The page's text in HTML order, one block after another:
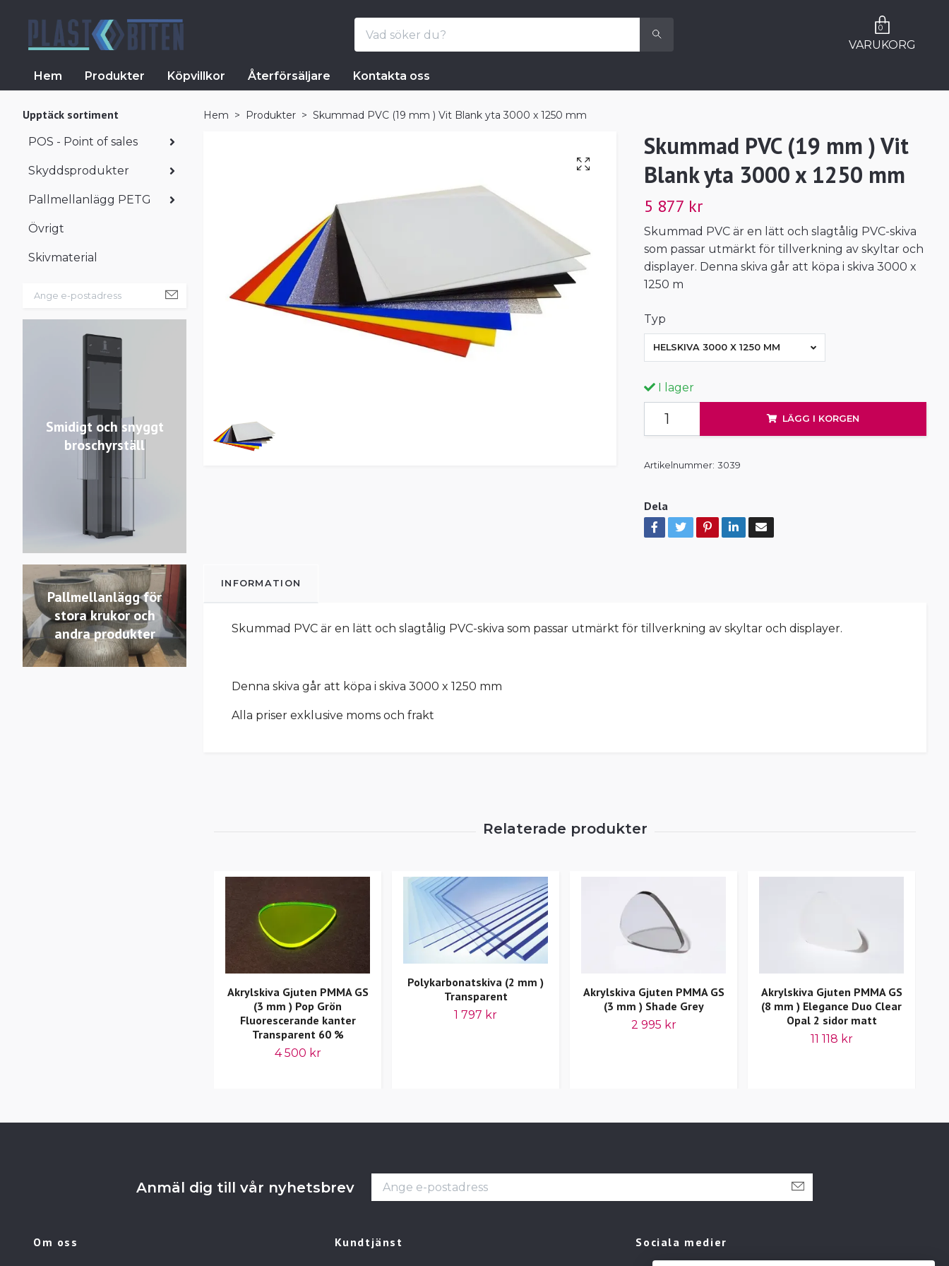
0
VARUKORG
Hem Produkter Köpvillkor Återförsäljare Kontakta oss
Upptäck sortiment
POS - Point of sales
Skyddsprodukter
Pallmellanlägg PETG
Övrigt
Skivmaterial
Smidigt och snyggt
broschyrställ
Pallmellanlägg för
stora krukor och
andra produkter
Hem Produkter Skummad PVC (19 mm ) Vit Blank yta 3000 x 1250 mm
Skummad PVC (19 mm ) Vit
Blank yta 3000 x 1250 mm
5 877 kr
Skummad PVC är en lätt och slagtålig PVC-skiva
som passar utmärkt för tillverkning av skyltar och
displayer. Denna skiva går att köpa i skiva 3000 x
1250 m
Typ
HELSKIVA 3000 X 1250 MM
I lager
LÄGG I KORGEN
Artikelnummer: 3039
Dela
INFORMATION
Skummad PVC är en lätt och slagtålig PVC-skiva som passar utmärkt för tillverkning av skyltar och displayer.
Denna skiva går att köpa i skiva 3000 x 1250 mm
Alla priser exklusive moms och frakt
Akrylskiva Gjuten PMMA GS
(3 mm ) Pop Grön
Fluorescerande kanter
Transparent 60 %
4 500 kr
Polykarbonatskiva (2 mm )
Transparent
1 797 kr
Akrylskiva Gjuten PMMA GS
(3 mm ) Shade Grey
2 995 kr
Akrylskiva Gjuten PMMA GS
(8 mm ) Elegance Duo Clear
Opal 2 sidor matt
11 118 kr
Anmäl dig till vår nyhetsbrev
Om oss Kundtjänst Sociala medier